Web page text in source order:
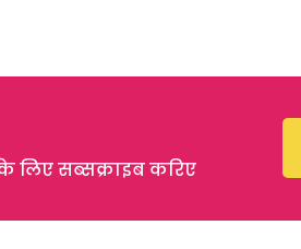
सब्सक्राइब करिए